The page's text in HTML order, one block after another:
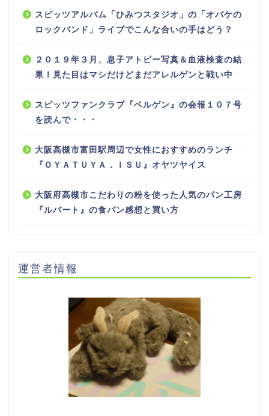
スピッツアルバム「ひみつスタジオ」の「オバケの
ロックバンド」ライブでこんな合いの手はどう？
２０１９年３月、息子アトピー写真＆血液検査の結
果！見た目はマシだけどまだアレルゲンと戦い中
スピッツファンクラブ『ベルゲン』の会報１０７号
を読んで・・・
大阪高槻市富田駅周辺で女性におすすめのランチ
『ＯＹＡＴＵＹＡ．ＩＳＵ』オヤツヤイス
大阪府高槻市こだわりの粉を使った人気のパン工房
『ルバート』の食パン感想と買い方
運営者情報